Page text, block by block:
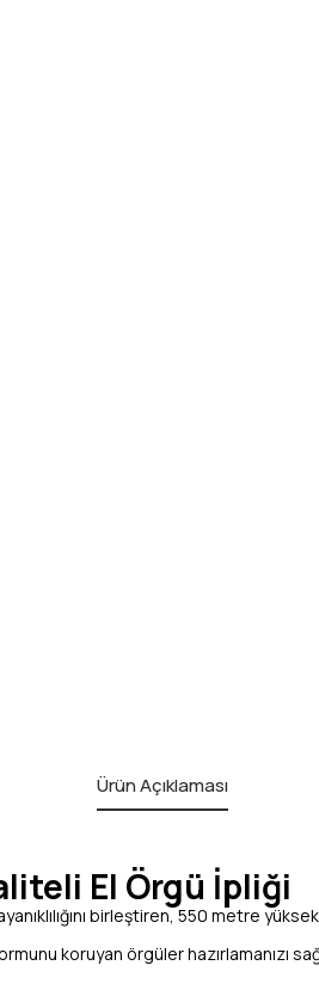
Ürün Açıklaması
El Örgü İpliği
birleştiren, 550 metre
koruyan örgüler hazırlamanızı